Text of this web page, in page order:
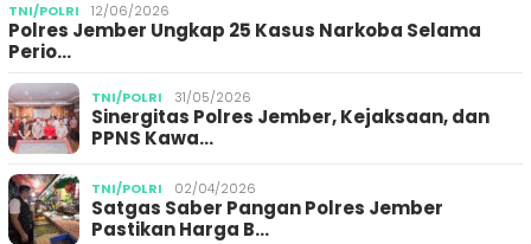
TNI/POLRI 12/06/2026
Polres Jember Ungkap 25 Kasus Narkoba Selama
Perio…
TNI/POLRI 31/05/2026
Sinergitas Polres Jember, Kejaksaan, dan
PPNS Kawa…
TNI/POLRI 02/04/2026
Satgas Saber Pangan Polres Jember
Pastikan Harga B…